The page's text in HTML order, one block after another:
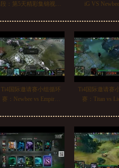
段：第5天精彩集锦视…
iG VS
Ti4国际邀请赛小组循环
赛：Newbee vs Empir…
Ti4国际邀请赛
赛：Titan vs